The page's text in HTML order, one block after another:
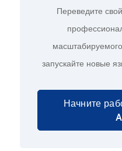
Переведите
запускайте новые
Начните